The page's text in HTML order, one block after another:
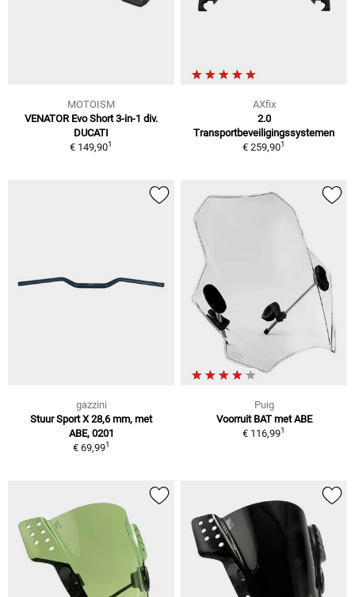
MOTOISM
VENATOR Evo Short 3-in-1 div.
DUCATI
€ 149,901
AXfix
2.0
Transportbeveiligingssystemen
€ 259,901
gazzini
Stuur Sport X 28,6 mm, met
ABE, 0201
€ 69,991
Puig
Voorruit BAT met ABE
€ 116,991